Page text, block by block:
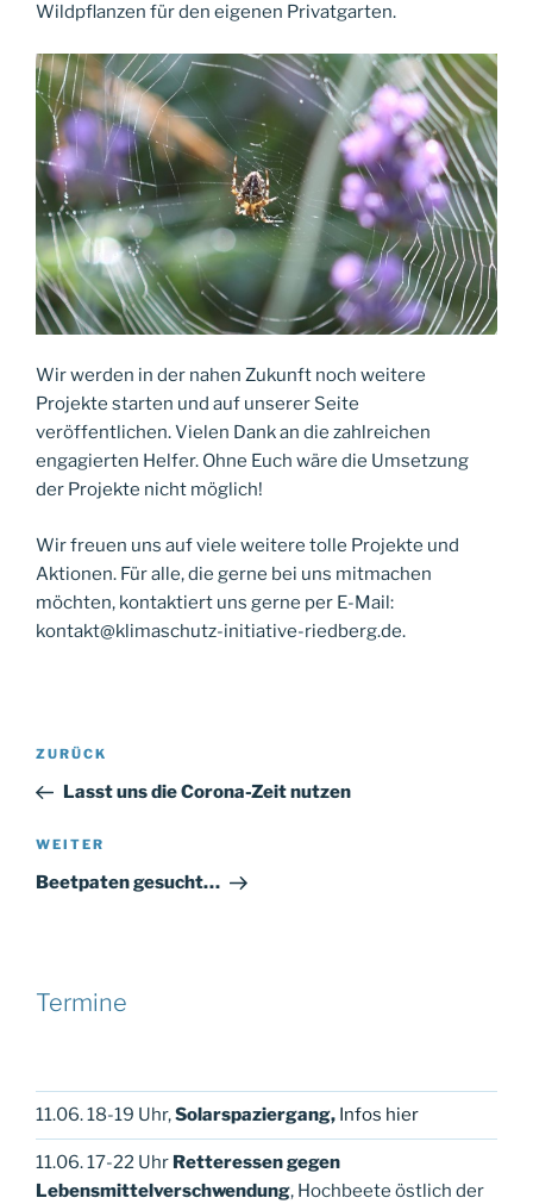
Wildpflanzen für den eigenen Privatgarten.
Wir werden in der nahen Zukunft noch weitere
Projekte starten und auf unserer Seite
veröffentlichen. Vielen Dank an die zahlreichen
engagierten Helfer. Ohne Euch wäre die Umsetzung
der Projekte nicht möglich!
Wir freuen uns auf viele weitere tolle Projekte und
Aktionen. Für alle, die gerne bei uns mitmachen
möchten, kontaktiert uns gerne per E-Mail:
kontakt@klimaschutz-initiative-riedberg.de.
Beitragsnavigation
Vorheriger
Beitrag
ZURÜCK
Lasst uns die Corona-Zeit nutzen
Nächster
Beitrag
WEITER
Beetpaten gesucht…
Termine
11.06. 18-19 Uhr,Solarspaziergang, Infos hier
11.06. 17-22 Uhr Retteressen gegen
Lebensmittelverschwendung, Hochbeete östlich der